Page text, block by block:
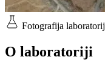
Fotografija
O laboratoriji